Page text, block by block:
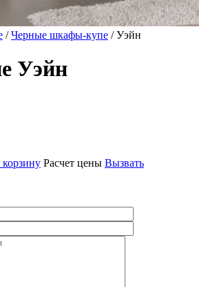
/Черные шкафы-купе / Уэйн
Уэйн
Расчет цены Вызвать